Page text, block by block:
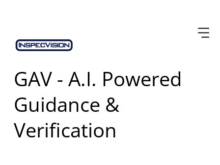
GAV - A.I. Powered
Guidance &
Verification